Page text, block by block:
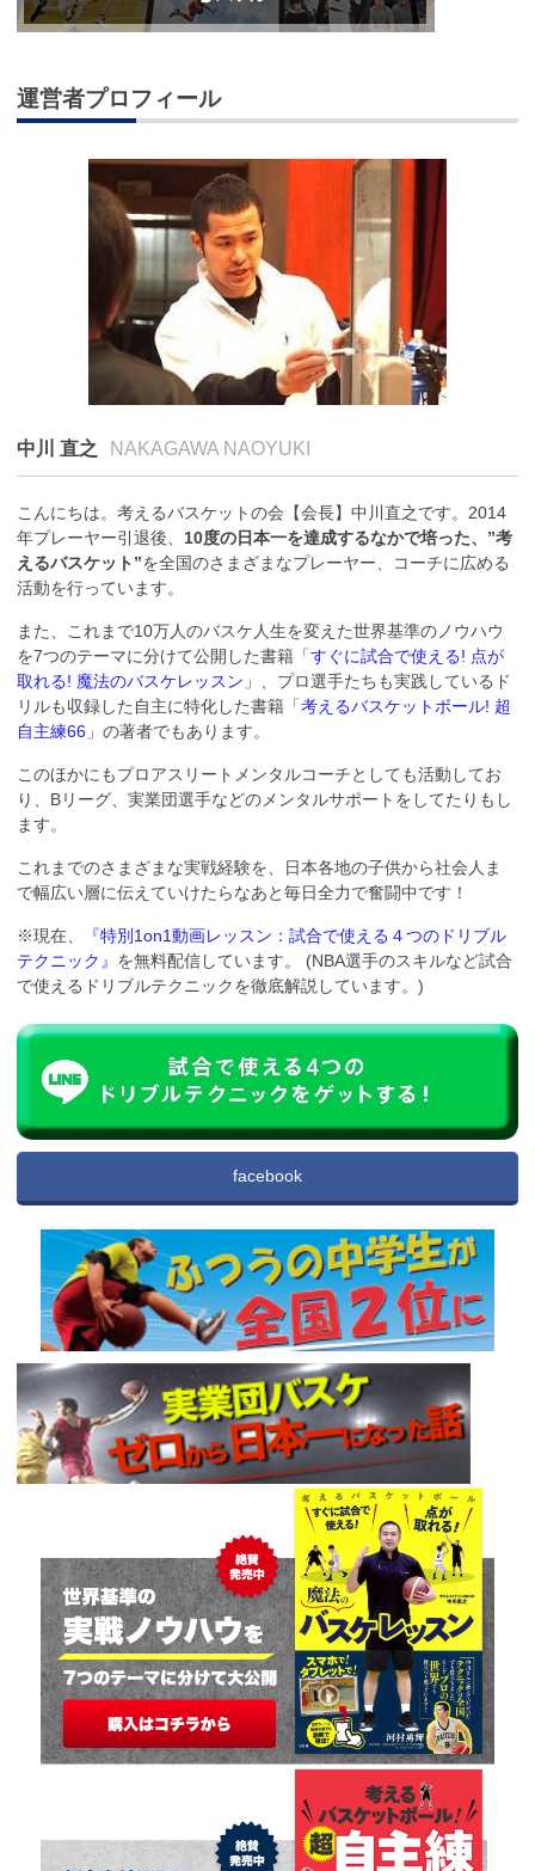
運営者プロフィール
中川 直之 NAKAGAWA NAOYUKI
こんにちは。考えるバスケットの会【会長】中川直之です。2014
年プレーヤー引退後、 10度の日本一を達成するなかで培った、”考
えるバスケット”を全国のさまざまなプレーヤー、コーチに広める
活動を行っています。
また、これまで10万人のバスケ人生を変えた世界基準のノウハウ
を7つのテーマに分けて公開した書籍「すぐに試合で使える! 点が
取れる! 魔法のバスケレッスン 」、プロ選手たちも実践しているド
リルも収録した自主に特化した書籍「考えるバスケットボール! 超
自主練66 」の著者でもあります。
このほかにもプロアスリートメンタルコーチとしても活動してお
り、Bリーグ、実業団選手などのメンタルサポートをしてたりもし
ます。
これまでのさまざまな実戦経験を、日本各地の子供から社会人ま
で幅広い層に伝えていけたらなあと毎日全力で奮闘中です！
※現在、
『特別1on1動画レッスン：試合で使える４つのドリブル
テクニック』 を無料配信しています。 (NBA選手のスキルなど試合
で使えるドリブルテクニックを徹底解説しています。)
facebook